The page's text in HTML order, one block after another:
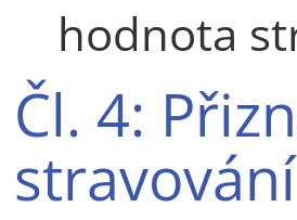
hodnota
Čl. 4:
stravování